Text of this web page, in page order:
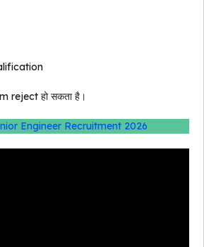
reject हो सकता है।
Engineer Recruitment 2026